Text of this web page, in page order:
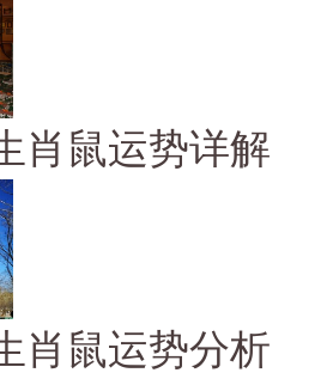
肖鼠运势详解
肖鼠运势分析